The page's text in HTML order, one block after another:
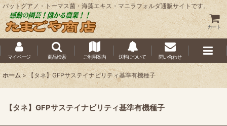
バットグアノ・トーマス菌・海藻エキス・マニラフォルダ通販サイトです。
カート
マイページ 商品検索 ご利用案内 送料について 問い合わせ
ホーム > 【タネ】GFPサステイナビリティ基準有機種子
【タネ】GFPサステイナビリティ基準有機種子